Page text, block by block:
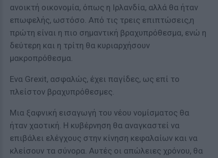
ανοικτή οικονομία, όπως η Ιρλανδία, αλλά θα ήταν
επωφελής, ωστόσο. Από τις τρεις επιπτώσεις,η
πρώτη είναι η πιο σημαντική βραχυπρόθεσμα, ενώ η
δεύτερη και η τρίτη θα κυριαρχήσουν
μακροπρόθεσμα.
Ενα Grexit, ασφαλώς, έχει παγίδες, ως επί το
πλείστον βραχυπρόθεσμες.
Μια ξαφνική εισαγωγή του νέου νομίσματος θα
ήταν χαοτική. Η κυβέρνηση θα αναγκαστεί να
επιβάλει ελέγχους στην κίνηση κεφαλαίων και να
κλείσουν τα σύνορα. Αυτές οι απώλειες χρόνου, θα